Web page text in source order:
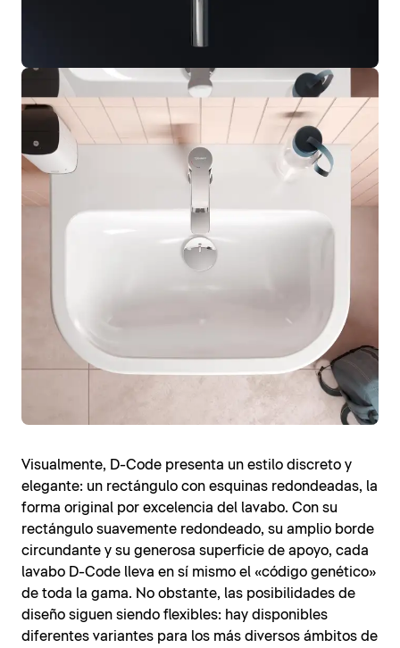
Visualmente, D-Code presenta un estilo discreto y
elegante: un rectángulo con esquinas redondeadas, la
forma original por excelencia del lavabo. Con su
rectángulo suavemente redondeado, su amplio borde
circundante y su generosa superficie de apoyo, cada
lavabo D-Code lleva en sí mismo el «código genético»
de toda la gama. No obstante, las posibilidades de
diseño siguen siendo flexibles: hay disponibles
diferentes variantes para los más diversos ámbitos de